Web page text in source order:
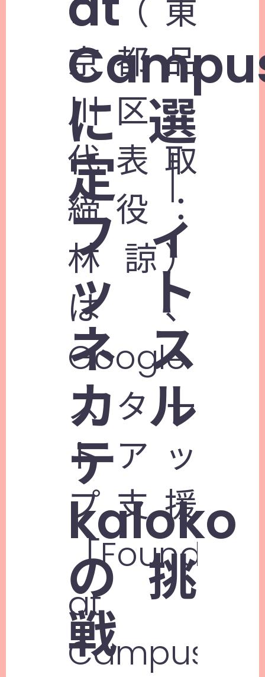
に選
定｜
フィ
ット
ネス
カル
テ
kaloko
の挑
戦
コ（東
京都品
川区、
代表取
締役：
林 諒）
は、
Google
スター
トアッ
プ支援
「Founders
at
Campus」